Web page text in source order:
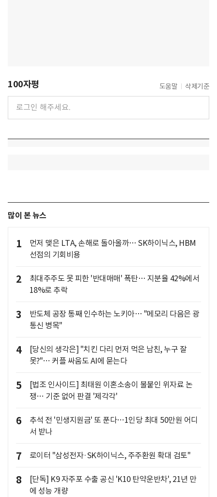
100자평 도움말 삭제기준
많이 본 뉴스
1
먼저 맺은 LTA, 손해로 돌아올까… SK하이닉스, HBM
선점의 기회비용
2
최대주주도 못 피한 '반대매매' 폭탄… 지분율 42%에서
18%로 추락
3
반도체 공장 통째 인수하는 노키아… "메모리 다음은 광
통신 병목"
4
[당신의 생각은] "치킨 다리 먼저 먹은 남친, 누구 잘
못?"… 커플 싸움도 AI에 묻는다
5
[법조 인사이드] 최태원 이혼소송이 불붙인 위자료 논
쟁… 기준 없어 판결 '제각각'
6
추석 전 '민생지원금' 또 푼다…1인당 최대 50만원 어디
서 받나
7 로이터 "삼성전자·SK하이닉스, 주주환원 확대 검토"
8
[단독] K9 자주포 수출 공신 'K10 탄약운반차', 21년 만
에 성능 개량